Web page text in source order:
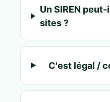
Un SIREN
sites ?
C'est légal /